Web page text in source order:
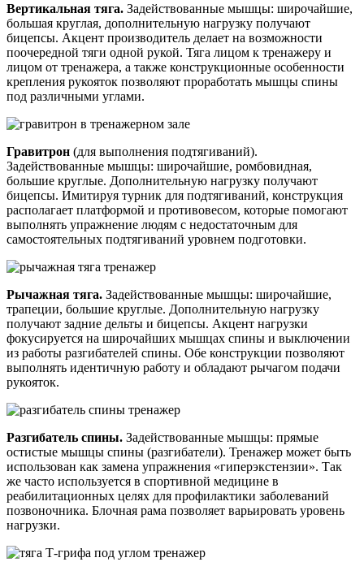
Вертикальная тяга. Задействованные мышцы: широчайшие,
большая круглая, дополнительную нагрузку получают
бицепсы. Акцент производитель делает на возможности
поочередной тяги одной рукой. Тяга лицом к тренажеру и
лицом от тренажера, а также конструкционные особенности
крепления рукояток позволяют проработать мышцы спины
под различными углами.
Гравитрон (для выполнения подтягиваний).
Задействованные мышцы: широчайшие, ромбовидная,
большие круглые. Дополнительную нагрузку получают
бицепсы. Имитируя турник для подтягиваний, конструкция
располагает платформой и противовесом, которые помогают
выполнять упражнение людям с недостаточным для
самостоятельных подтягиваний уровнем подготовки.
Рычажная тяга. Задействованные мышцы: широчайшие,
трапеции, большие круглые. Дополнительную нагрузку
получают задние дельты и бицепсы. Акцент нагрузки
фокусируется на широчайших мышцах спины и выключении
из работы разгибателей спины. Обе конструкции позволяют
выполнять идентичную работу и обладают рычагом подачи
рукояток.
Разгибатель спины. Задействованные мышцы: прямые
остистые мышцы спины (разгибатели). Тренажер может быть
использован как замена упражнения «гиперэкстензии». Так
же часто используется в спортивной медицине в
реабилитационных целях для профилактики заболеваний
позвоночника. Блочная рама позволяет варьировать уровень
нагрузки.